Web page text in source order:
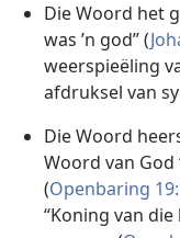
Die Woord het
was ’n god” (
weerspieëling
afdruksel van
Die Woord
Woord van God
(Openbaring
“Koning van